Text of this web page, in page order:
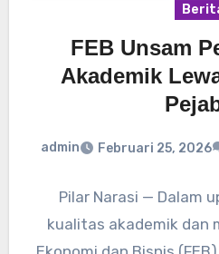
FEB Unsam
Akademik
admin Februari 25, 2026
Pilar Narasi — Dalam
kualitas akademik dan